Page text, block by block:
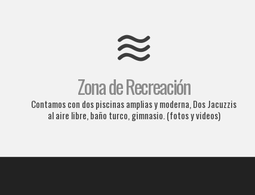
Zona de Recreación
Contamos con dos piscinas amplias y moderna, Dos Jacuzzis
al aire libre, baño turco, gimnasio. (fotos y videos)